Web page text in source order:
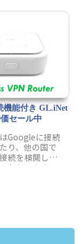
限定でお買い
ます。
機能付き GL.iNet
セール中
Googleに接続
り、他の国で
続を検閲して
たりします。
決できるVPN